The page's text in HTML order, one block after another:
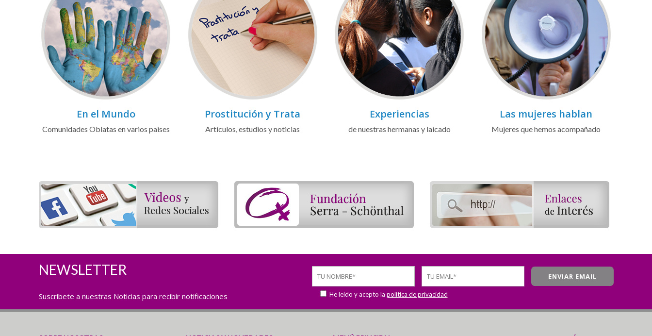
En el Mundo
Comunidades Oblatas en varios paises
Prostitución y Trata
Artículos, estudios y noticias
Experiencias
de nuestras hermanas y laicado
Las mujeres hablan
Mujeres que hemos acompañado
NEWSLETTER
Suscríbete a nuestras Noticias para recibir notificaciones He leído y acepto la política de privacidad